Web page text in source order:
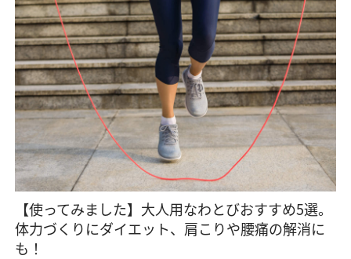
【使ってみました】大人用なわとびおすすめ5選。
体力づくりにダイエット、肩こりや腰痛の解消に
も！